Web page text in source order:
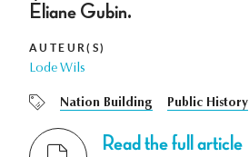
Éliane Gubin.
AUTEUR(S)
Lode Wils
Nation Building Public History
Read the full article